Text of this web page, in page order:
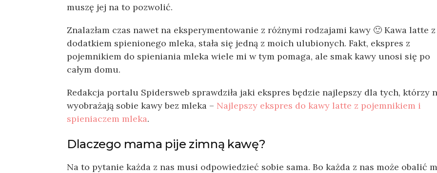
muszę jej na to pozwolić.
Znalazłam czas nawet na eksperymentowanie z różnymi rodzajami kawy 🙂 Kawa latte z
dodatkiem spienionego mleka, stała się jedną z moich ulubionych. Fakt, ekspres z
pojemnikiem do spieniania mleka wiele mi w tym pomaga, ale smak kawy unosi się po
całym domu.
Redakcja portalu Spidersweb sprawdziła jaki ekspres będzie najlepszy dla tych, którzy
wyobrażają sobie kawy bez mleka – Najlepszy ekspres do kawy latte z pojemnikiem i
spieniaczem mleka.
Dlaczego mama pije zimną kawę?
Na to pytanie każda z nas musi odpowiedzieć sobie sama. Bo każda z nas może obalić